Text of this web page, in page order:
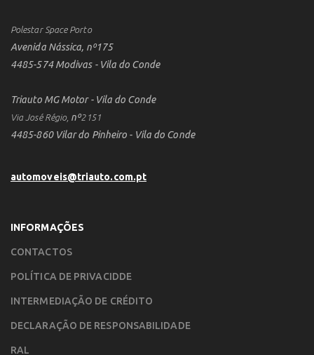
Polestar Space Porto
Avenida Nássica, nº175
4485-574 Modivas - Vila do Conde
Triauto MG Motor - Vila do Conde
Via José Régio, nº2151
4485-860 Vilar do Pinheiro - Vila do Conde
automoveis@triauto.com.pt
INFORMAÇÕES
CONTACTOS
POLÍTICA DE PRIVACIDDE
INTERMEDIAÇÃO DE CRÉDITO
DECLARAÇÃO DE RESPONSABILIDADE
RAL